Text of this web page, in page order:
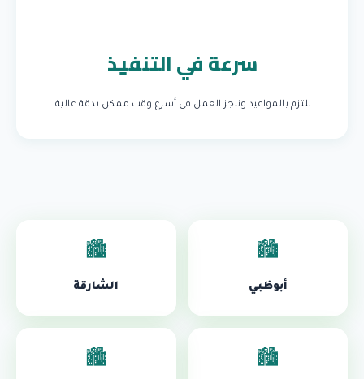
سرعة في التنفيذ
نلتزم بالمواعيد وننجز العمل في أسرع وقت ممكن بدقة عالية.
🏙️
أبوظبي
🏙️
الشارقة
🏙️
🏙️